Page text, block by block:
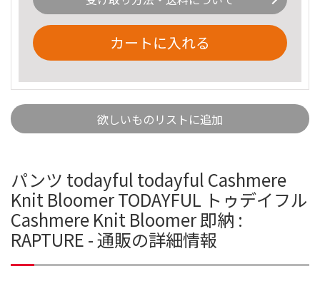
カートに入れる
欲しいものリストに追加
パンツ todayful todayful Cashmere
Knit Bloomer TODAYFUL トゥデイフル
Cashmere Knit Bloomer 即納 :
RAPTURE - 通販の詳細情報